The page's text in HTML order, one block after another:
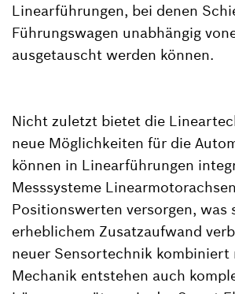
Linearführungen, bei denen
Führungswagen unabhängig
ausgetauscht werden können.
Nicht zuletzt bietet die
neue Möglichkeiten für die
können in Linearführungen
Messsysteme
Positionswerten versorgen, was
erheblichem Zusatzaufwand
neuer Sensortechnik
Mechanik entstehen auch